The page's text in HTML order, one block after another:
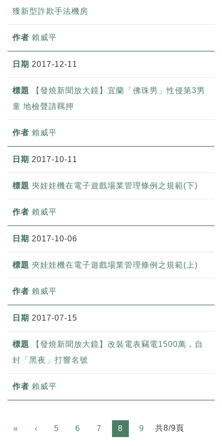
獲新型詐欺手法機房
賴威平
2017-12-11
【發燒新聞放大鏡】宜蘭「佛珠男」性侵第3男
童 地檢聲請羈押
賴威平
2017-10-11
夾娃娃機在電子遊戲場業管理條例之規範(下)
賴威平
2017-10-06
夾娃娃機在電子遊戲場業管理條例之規範(上)
賴威平
2017-07-15
【發燒新聞放大鏡】改裝電表竊電1500萬，自
封「黑夜」打響名號
賴威平
« Previous
‹ 5 6 7 8 9 共8/9頁